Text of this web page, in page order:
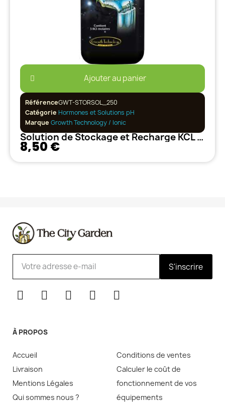
Ajouter au panier
RéférenceGWT-STORSOL_250
Catégorie Hormones et Solutions pH
Marque Growth Technology / Ionic
Solution de Stockage et Recharge KCL - 250ml
8,50 €
S'inscrire
À PROPOS
Accueil
Livraison
Mentions Légales
Qui sommes nous ?
Conditions de ventes
Calculer le coût de
fonctionnement de vos
équipements